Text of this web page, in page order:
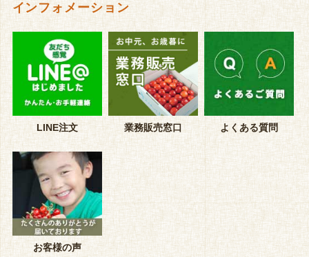
インフォメーション
LINE注文 業務販売窓口 よくある質問
お客様の声